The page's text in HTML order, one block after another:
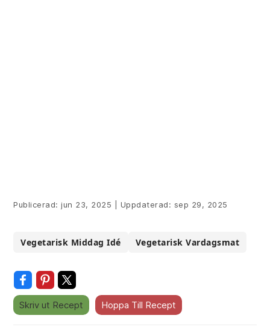
Publicerad:jun 23, 2025 Uppdaterad: sep 29, 2025
Vegetarisk Middag Idé Vegetarisk Vardagsmat
Skriv ut Recept Hoppa Till Recept